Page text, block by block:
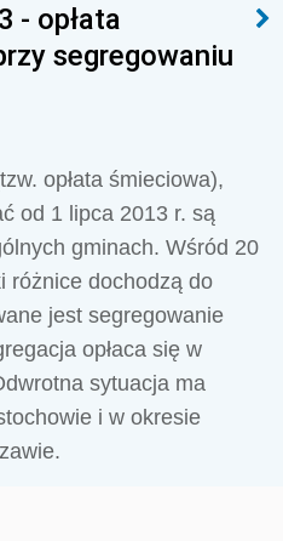
- opłata
segregowaniu
opłata śmieciowa),
od 1 lipca 2013 r. są
gminach. Wśród 20
różnice dochodzą do
jest segregowanie
opłaca się w
sytuacja ma
i w okresie